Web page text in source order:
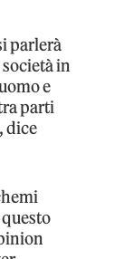
parlerà
in
e
parti
dice